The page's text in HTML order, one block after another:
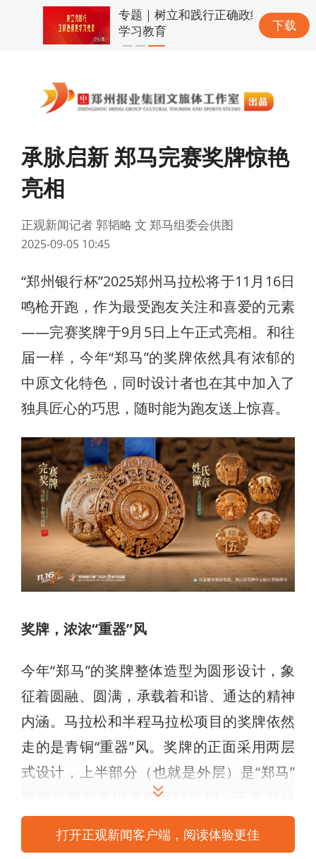
专题｜树立和践行正确政绩观
学习教育
下载
承脉启新 郑马完赛奖牌惊艳
亮相
正观新闻记者 郭韬略 文 郑马组委会供图
2025-09-05 10:45
“郑州银行杯”2025郑州马拉松将于11月16日
鸣枪开跑，作为最受跑友关注和喜爱的元素
——完赛奖牌于9月5日上午正式亮相。和往
届一样，今年“郑马”的奖牌依然具有浓郁的
中原文化特色，同时设计者也在其中加入了
独具匠心的巧思，随时能为跑友送上惊喜。
奖牌，浓浓“重器”风
今年“郑马”的奖牌整体造型为圆形设计，象
征着圆融、圆满，承载着和谐、通达的精神
内涵。马拉松和半程马拉松项目的奖牌依然
走的是青铜“重器”风。奖牌的正面采用两层
式设计，上半部分（也就是外层）是“郑马”
奖牌常用的青铜器饕餮纹造型，下半部分
（里层）是凸凹有致的姓氏矩阵，传递着中
原厚重的姓氏文化。奖牌背面，炎黄二帝
打开正观新闻客户端，阅读体验更佳